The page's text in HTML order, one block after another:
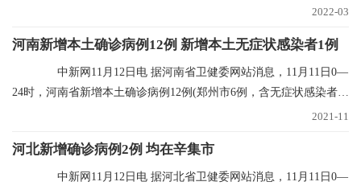
2022-03
河南新增本土确诊病例12例 新增本土无症状感染者1例
中新网11月12日电 据河南省卫健委网站消息，11月11日0—
24时，河南省新增本土确诊病例12例(郑州市6例，含无症状感染者转
2021-11
河北新增确诊病例2例 均在辛集市
中新网11月12日电 据河北省卫健委网站消息，11月11日0—